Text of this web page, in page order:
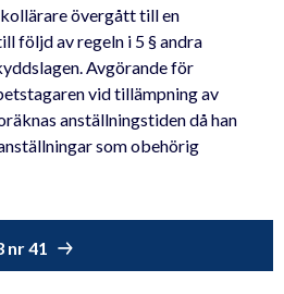
övergått till en
följd av regeln i 5 § andra
Avgörande för
vid tillämpning av
anställningstiden då han
som obehörig
nr 41